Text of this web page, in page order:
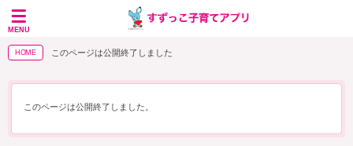
MENU
HOME このページは公開終了しました
このページは公開終了しました。